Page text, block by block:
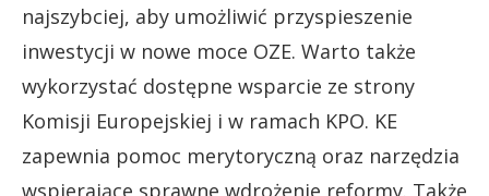
najszybciej, aby umożliwić przyspieszenie
inwestycji w nowe moce OZE. Warto także
wykorzystać dostępne wsparcie ze strony
Komisji Europejskiej i w ramach KPO. KE
zapewnia pomoc merytoryczną oraz narzędzia
wspierające sprawne wdrożenie reformy. Także